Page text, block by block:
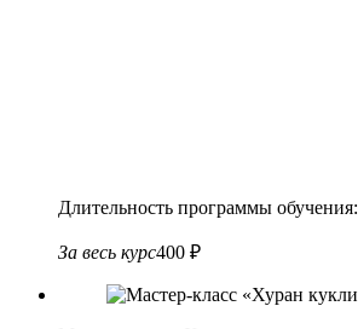
Длительность программы
За весь курс400 ₽